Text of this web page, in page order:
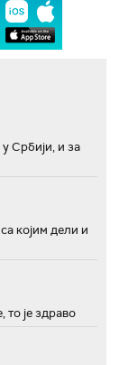
Србији, и за
којим дели и
то је здраво